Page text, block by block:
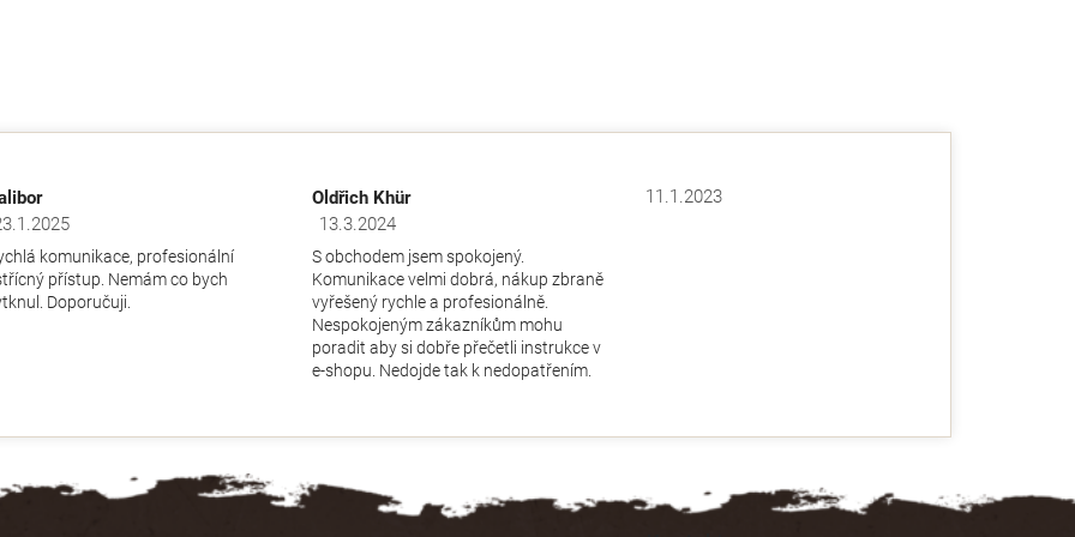
obchodu je 5 z 5 hvězdiček.
komunikace, profesionální
přístup. Nemám co bych
Doporučuji.
Oldřich Khür
Hodnocení obchodu je 5 z 5 hvězdiček.
13.3.2024
S obchodem jsem spokojený.
Komunikace velmi dobrá, nákup zbraně
vyřešený rychle a profesionálně.
Nespokojeným zákazníkům mohu
poradit aby si dobře přečetli instrukce v
e-shopu. Nedojde tak k nedopatřením.
Hodnocení obchodu je 5 z 5 hvězdiček.
11.1.2023